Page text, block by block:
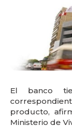
El banco
producto,
Ministerio de